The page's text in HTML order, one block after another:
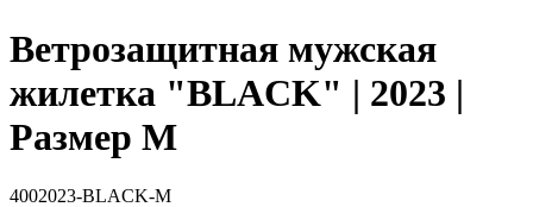
Ветрозащитная мужская
жилетка "BLACK" | 2023 |
Размер M
4002023-BLACK-M